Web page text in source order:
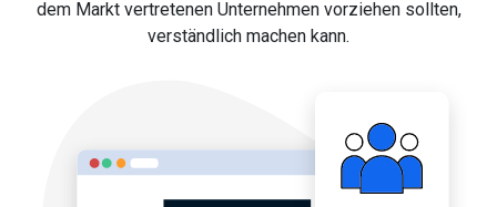
dem Markt vertretenen Unternehmen vorziehen sollten,
verständlich machen kann.